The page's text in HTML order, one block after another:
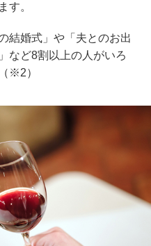
す。
結婚式」や「夫とのお出
など8割以上の人がいろ
※2）